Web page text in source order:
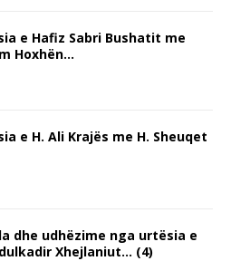
e Hafiz Sabri Bushatit me
Hoxhën…
e H. Ali Krajës me H. Sheuqet
dhe udhëzime nga urtësia e
Xhejlaniut… (4)